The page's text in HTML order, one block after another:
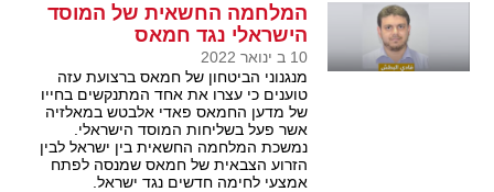
המלחמה החשאית של המוסד
הישראלי נגד חמאס
10 ב ינואר 2022
מנגנוני הביטחון של חמאס ברצועת עזה
טוענים כי עצרו את אחד המתנקשים בחייו
של מדען החמאס פאדי אלבטש במאלזיה
אשר פעל בשליחות המוסד הישראלי.
נמשכת המלחמה החשאית בין ישראל לבין
הזרוע הצבאית של חמאס שמנסה לפתח
אמצעי לחימה חדשים נגד ישראל.